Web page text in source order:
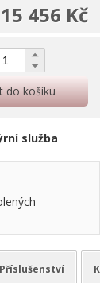
15 456 Kč
do košíku
služba
Příslušenství